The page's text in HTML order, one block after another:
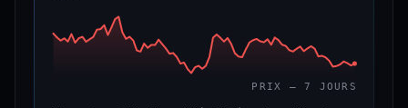
PRIX — 7 JOURS